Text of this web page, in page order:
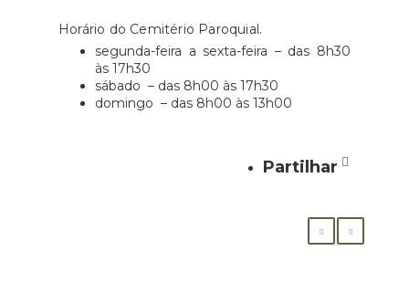
Horário do Cemitério Paroquial.
segunda-feira a sexta-feira – das 8h30
às 17h30
sábado – das 8h00 às 17h30
domingo – das 8h00 às 13h00
Partilhar